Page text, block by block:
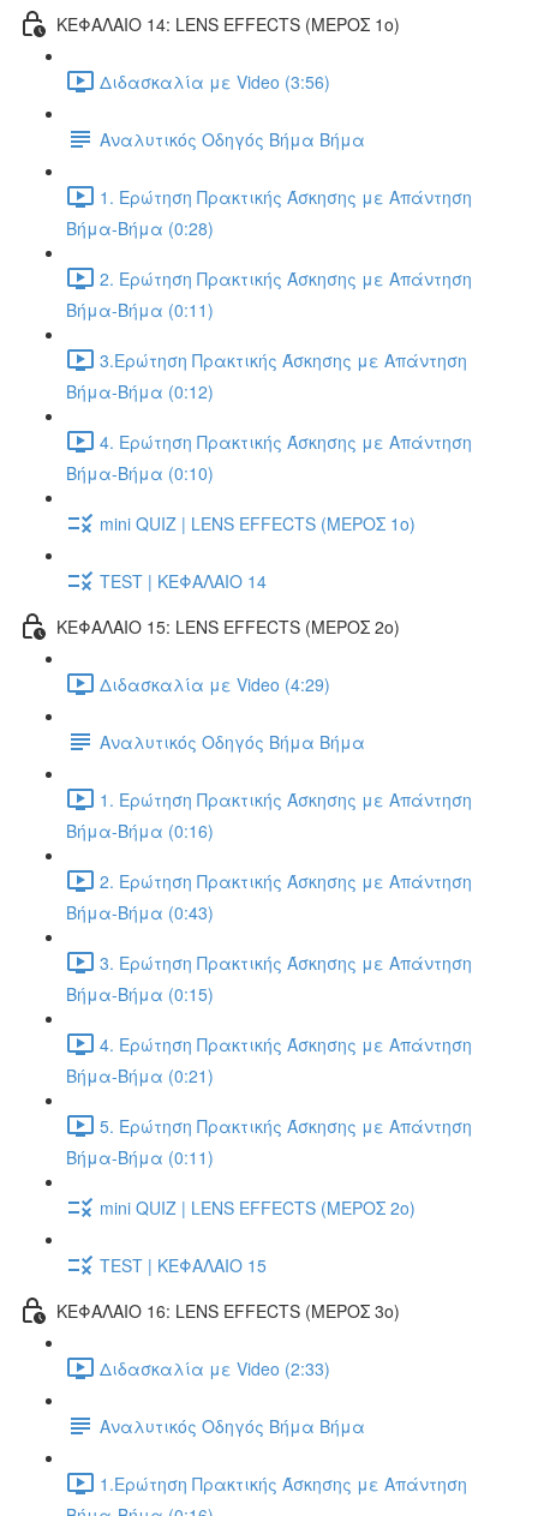
ΚΕΦΑΛΑΙΟ 14: LENS EFFECTS (ΜΕΡΟΣ 1ο)
Διδασκαλία με Video (3:56)
Αναλυτικός Οδηγός Βήμα Βήμα
1. Ερώτηση Πρακτικής Άσκησης με Απάντηση
Βήμα-Βήμα (0:28)
2. Ερώτηση Πρακτικής Άσκησης με Απάντηση
Βήμα-Βήμα (0:11)
3.Ερώτηση Πρακτικής Άσκησης με Απάντηση
Βήμα-Βήμα (0:12)
4. Ερώτηση Πρακτικής Άσκησης με Απάντηση
Βήμα-Βήμα (0:10)
mini QUIZ | LENS EFFECTS (ΜΕΡΟΣ 1ο)
TEST | ΚΕΦΑΛΑΙΟ 14
ΚΕΦΑΛΑΙΟ 15: LENS EFFECTS (ΜΕΡΟΣ 2o)
Διδασκαλία με Video (4:29)
Αναλυτικός Οδηγός Βήμα Βήμα
1. Ερώτηση Πρακτικής Άσκησης με Απάντηση
Βήμα-Βήμα (0:16)
2. Ερώτηση Πρακτικής Άσκησης με Απάντηση
Βήμα-Βήμα (0:43)
3. Ερώτηση Πρακτικής Άσκησης με Απάντηση
Βήμα-Βήμα (0:15)
4. Ερώτηση Πρακτικής Άσκησης με Απάντηση
Βήμα-Βήμα (0:21)
5. Ερώτηση Πρακτικής Άσκησης με Απάντηση
Βήμα-Βήμα (0:11)
mini QUIZ | LENS EFFECTS (ΜΕΡΟΣ 2o)
TEST | ΚΕΦΑΛΑΙΟ 15
ΚΕΦΑΛΑΙΟ 16: LENS EFFECTS (ΜΕΡΟΣ 3o)
Διδασκαλία με Video (2:33)
Αναλυτικός Οδηγός Βήμα Βήμα
1.Ερώτηση Πρακτικής Άσκησης με Απάντηση